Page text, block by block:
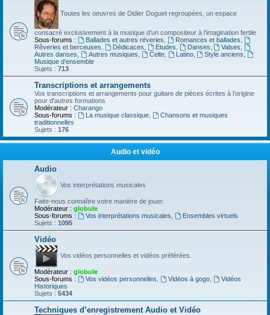
Toutes les oeuvres de Didier Doguet regroupées, un espace
consacré exclusivement à la musique d'un compositeur à l'imagination fertile
Sous-forums :
Ballades et autres réveries Romances et ballades
Rêveries et berceuses
Dédicaces Etudes Danses Valses
Autres danses
Autres musiques Celte, Latino, Style anciens
Musique d’ensemble
Sujets : 713
Transcriptions et arrangements
Vos transcriptions et arrangements pour guitare de pièces écrites à l'origine
pour d'autres formations
Modérateur : Charango
Sous-forums :
La musique classique,
Chansons et musiques
traditionnelles
Sujets : 176
Audio et vidéo
Audio
Vos interprétations musicales
Faite-nous connaître votre manière de jouer.
Modérateur : globule
Sous-forums :
Vos interprétations musicales
Ensembles virtuels
Sujets : 1095
Vidéo
Vos vidéos personnelles et vidéos préférées.
Modérateur : globule
Sous-forums :
Vos vidéos personnelles Vidéos à gogo,
Vidéos
Historiques
Sujets : 5434
Techniques d’enregistrement Audio et Vidéo